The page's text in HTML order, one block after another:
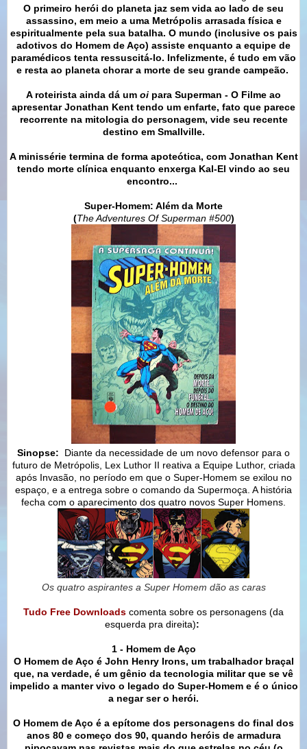
O primeiro herói do planeta jaz sem vida ao lado de seu
assassino, em meio a uma Metrópolis arrasada física e
espiritualmente pela sua batalha. O mundo (inclusive os pais
adotivos do Homem de Aço) assiste enquanto a equipe de
paramédicos tenta ressuscitá-lo. Infelizmente, é tudo em vão
e resta ao planeta chorar a morte de seu grande campeão.
A roteirista ainda dá um oi para Superman - O Filme ao
apresentar Jonathan Kent tendo um enfarte, fato que parece
recorrente na mitologia do personagem, vide seu recente
destino em Smallville.
A minissérie termina de forma apoteótica, com Jonathan Kent
tendo morte clínica enquanto enxerga Kal-El vindo ao seu
encontro...
Super-Homem: Além da Morte
(The Adventures Of Superman #500)
Sinopse:
Diante da necessidade de um novo defensor para o
futuro de Metrópolis, Lex Luthor II reativa a Equipe Luthor, criada
após Invasão, no período em que o Super-Homem se exilou no
espaço, e a entrega sobre o comando da Supermoça. A história
fecha com o aparecimento dos quatro novos Super Homens.
Os quatro aspirantes a Super Homem dão as caras
Tudo Free Downloads comenta sobre os personagens (da
esquerda pra direita):
1 - Homem de Aço
O Homem de Aço é John Henry Irons, um trabalhador braçal
que, na verdade, é um gênio da tecnologia militar que se vê
impelido a manter vivo o legado do Super-Homem e é o único
a negar ser o herói.
O Homem de Aço é a epítome dos personagens do final dos
anos 80 e começo dos 90, quando heróis de armadura